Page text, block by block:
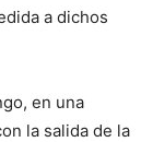
a dichos
en una
la salida de la